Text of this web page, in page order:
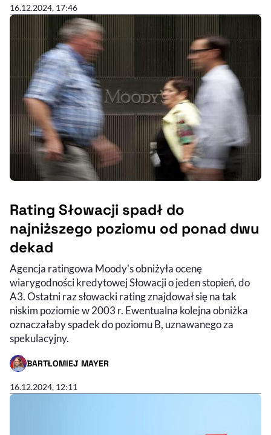
16.12.2024, 17:46
Rating Słowacji spadł do
najniższego poziomu od ponad dwu
dekad
Agencja ratingowa Moody's obniżyła ocenę
wiarygodności kredytowej Słowacji o jeden stopień, do
A3. Ostatni raz słowacki rating znajdował się na tak
niskim poziomie w 2003 r. Ewentualna kolejna obniżka
oznaczałaby spadek do poziomu B, uznawanego za
spekulacyjny.
BARTŁOMIEJ MAYER
- AUTOR ARTYKUŁU - PROFIL
16.12.2024, 12:11